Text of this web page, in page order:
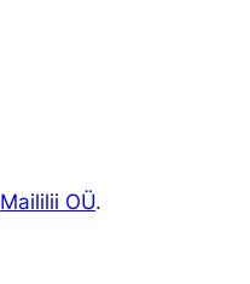
Maililii OÜ.